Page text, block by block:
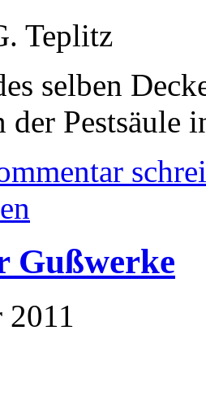
Teplitz
selben
der Pestsäule
Gußwerke
2011